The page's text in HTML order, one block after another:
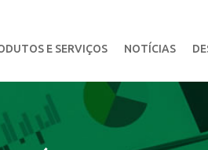
E SERVIÇOS NOTÍCIAS